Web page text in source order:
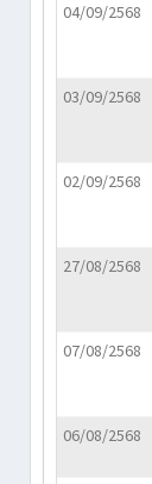
04/09/2568
03/09/2568
02/09/2568
27/08/2568
07/08/2568
06/08/2568